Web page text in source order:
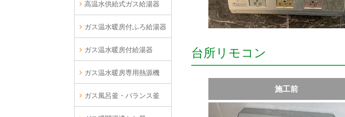
台所リモコン
施工前
高温水供給式ガス給湯器
ガス温水暖房付ふろ給湯器
ガス温水暖房付給湯器
ガス温水暖房専用熱源機
ガス風呂釜・バランス釜